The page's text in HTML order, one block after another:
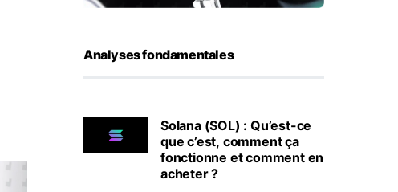
Analyses fondamentales
Solana (SOL) : Qu’est-ce
que c’est, comment ça
fonctionne et comment en
acheter ?